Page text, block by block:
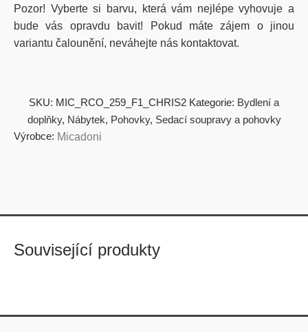
Pozor! Vyberte si barvu, která vám nejlépe vyhovuje a
bude vás opravdu bavit! Pokud máte zájem o jinou
variantu čalounění, neváhejte nás kontaktovat.
SKU: MIC_RCO_259_F1_CHRIS2 Kategorie: Bydlení a
doplňky, Nábytek, Pohovky, Sedací soupravy a pohovky
Výrobce: Micadoni
Související produkty